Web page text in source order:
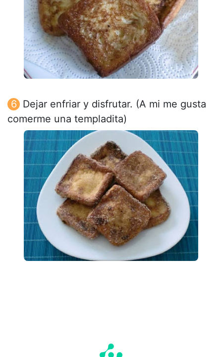
Dejar enfriar y disfrutar. (A mi me gusta
comerme una templadita)